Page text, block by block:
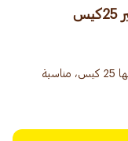
شراع اكياس نفايات كبيرة، سعة 55 جالون، عبوة بها 25 كيس، مناسبة